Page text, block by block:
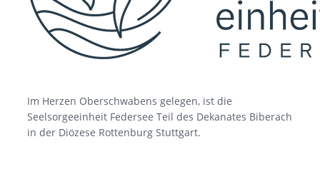
Im Herzen Oberschwabens gelegen, ist die
Seelsorgeeinheit Federsee Teil des Dekanates Biberach
in der Diözese Rottenburg Stuttgart.